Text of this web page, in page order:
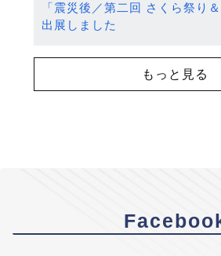
「震災後／第二回 さくら祭り
出展しました
もっと見る